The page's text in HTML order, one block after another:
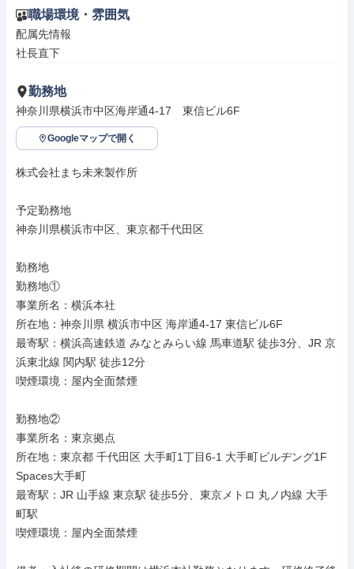
職場環境・雰囲気
配属先情報
社長直下
勤務地
神奈川県横浜市中区海岸通4-17　東信ビル6F
Googleマップで開く
株式会社まち未来製作所
予定勤務地
神奈川県横浜市中区、東京都千代田区
勤務地
勤務地①
事業所名：横浜本社
所在地：神奈川県 横浜市中区 海岸通4-17 東信ビル6F
最寄駅：横浜高速鉄道 みなとみらい線 馬車道駅 徒歩3分、JR 京
浜東北線 関内駅 徒歩12分
喫煙環境：屋内全面禁煙
勤務地②
事業所名：東京拠点
所在地：東京都 千代田区 大手町1丁目6-1 大手町ビルヂング1F
Spaces大手町
最寄駅：JR 山手線 東京駅 徒歩5分、東京メトロ 丸ノ内線 大手
町駅
喫煙環境：屋内全面禁煙